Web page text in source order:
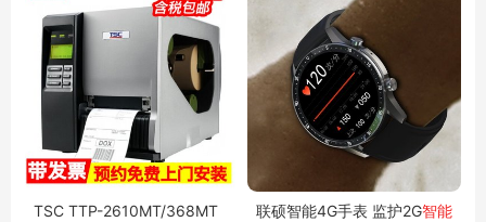
TSC TTP-2610MT/368MT
联硕智能4G手表 监护2G智能